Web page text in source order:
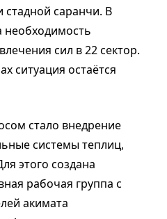
стадной саранчи. В
необходимость
сил в 22 сектор.
ситуация остаётся
стало внедрение
системы теплиц,
этого создана
рабочая группа с
акимата